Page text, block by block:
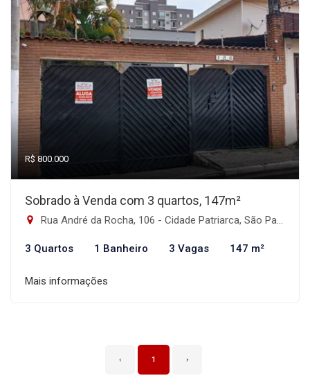
R$ 800.000
Sobrado à Venda com 3 quartos, 147m²
Rua André da Rocha, 106 - Cidade Patriarca, São Paulo-SP
3 Quartos 1 Banheiro 3 Vagas 147 m²
Mais informações
‹ 1 ›